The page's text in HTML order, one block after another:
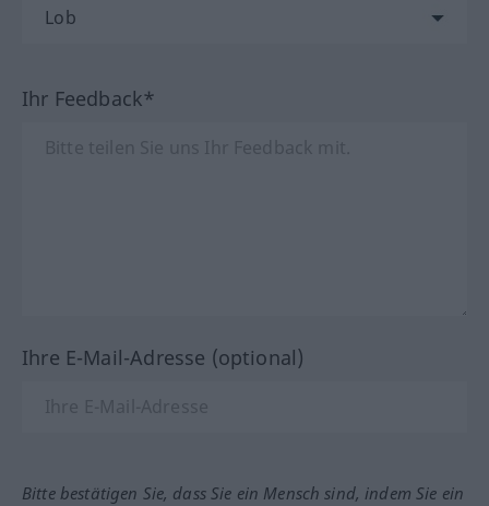
Ihr Feedback*
Ihre E-Mail-Adresse (optional)
Bitte bestätigen Sie, dass Sie ein Mensch sind, indem Sie ein